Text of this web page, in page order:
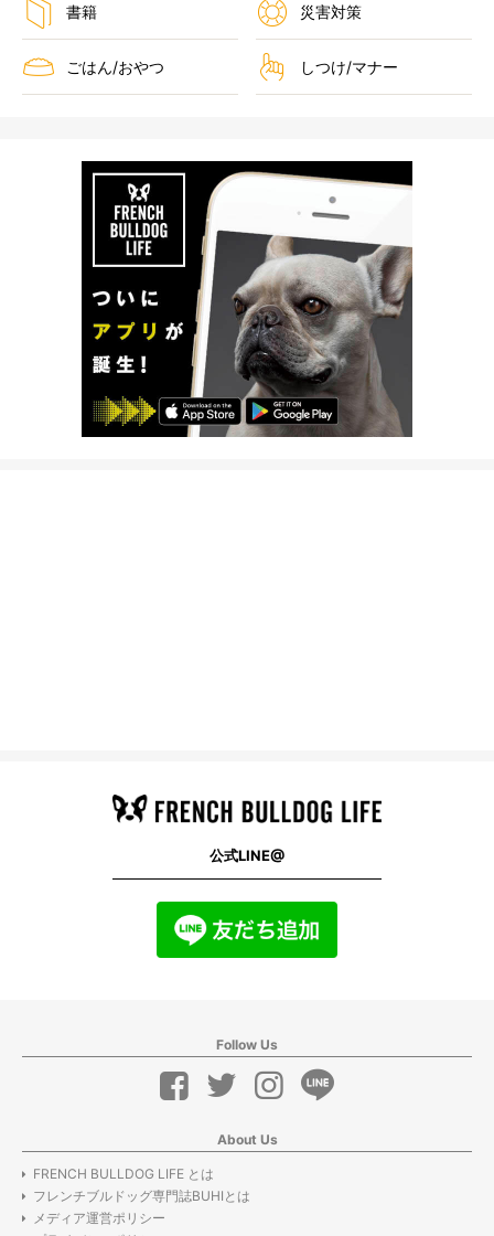
書籍 災害対策
ごはん/おやつ しつけ/マナー
公式LINE@
Follow Us
About Us
FRENCH BULLDOG LIFE とは
フレンチブルドッグ専門誌BUHIとは
メディア運営ポリシー